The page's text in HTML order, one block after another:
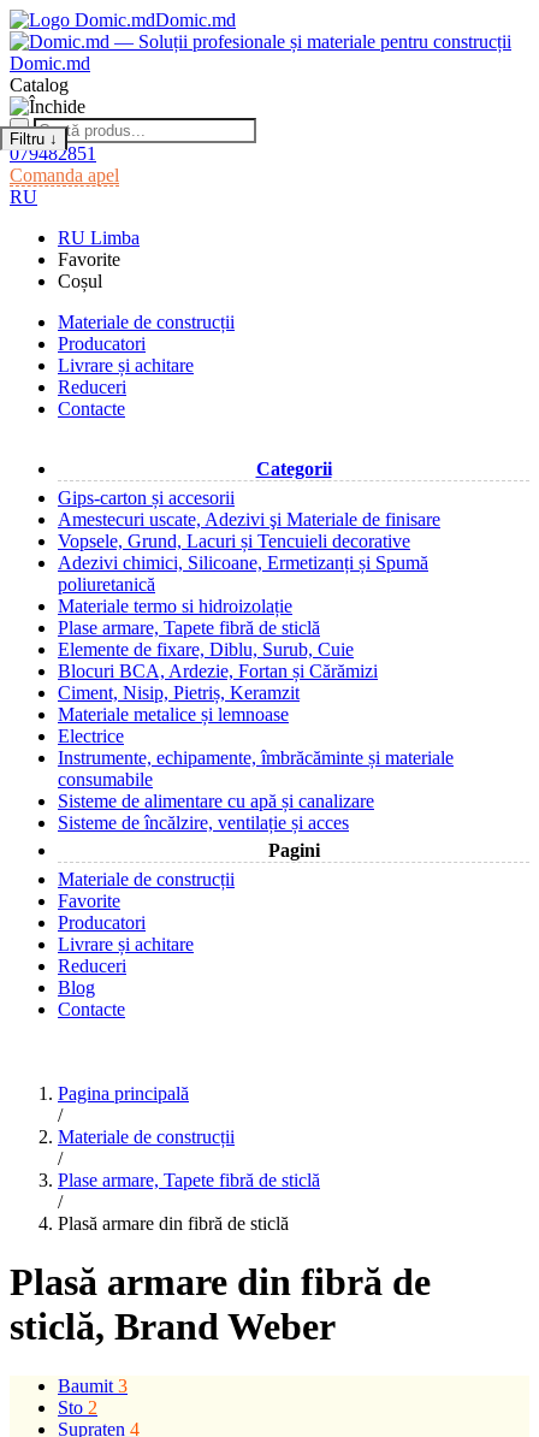
Domic.md
Domic.md
Catalog
079482851
Comanda apel
RU
RU Limba
Favorite
Coșul
Materiale de construcții
Producatori
Livrare și achitare
Reduceri
Contacte
Categorii
Gips-carton și accesorii
Amestecuri uscate, Adezivi şi Materiale de finisare
Vopsele, Grund, Lacuri și Tencuieli decorative
Adezivi chimici, Silicoane, Ermetizanți și Spumă
poliuretanică
Materiale termo si hidroizolație
Plase armare, Tapete fibră de sticlă
Elemente de fixare, Diblu, Surub, Cuie
Blocuri BCA, Ardezie, Fortan și Cărămizi
Ciment, Nisip, Pietriș, Keramzit
Materiale metalice și lemnoase
Electrice
Instrumente, echipamente, îmbrăcăminte și materiale
consumabile
Sisteme de alimentare cu apă și canalizare
Sisteme de încălzire, ventilație și acces
Pagini
Materiale de construcții
Favorite
Producatori
Livrare și achitare
Reduceri
Blog
Contacte
Pagina principală
/
Materiale de construcții
/
Plase armare, Tapete fibră de sticlă
/
Plasă armare din fibră de sticlă
Plasă armare din fibră de
sticlă, Brand Weber
Baumit 3
Sto 2
Supraten 4
Filtru ↓